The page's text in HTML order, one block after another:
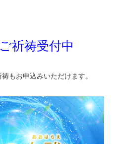
祈祷受付中
もお申込みいただけます。